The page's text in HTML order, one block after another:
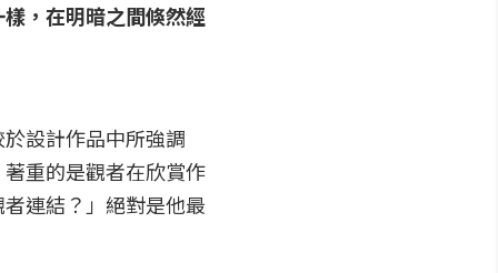
，在明暗之間倏然經
設計作品中所強調
著重的是觀者在欣賞作
連結？」絕對是他最